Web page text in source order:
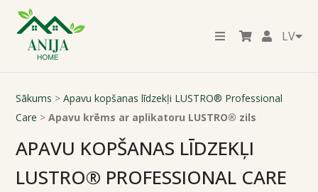
LV
Sākums >Apavu kopšanas līdzekļi LUSTRO® Professional
Care >Apavu krēms ar aplikatoru LUSTRO® zils
APAVU KOPŠANAS LĪDZEKĻI
LUSTRO® PROFESSIONAL CARE